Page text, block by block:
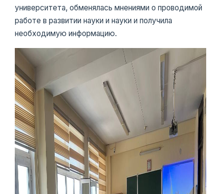
университета, обменялась мнениями о проводимой
работе в развитии науки и науки и получила
необходимую информацию.